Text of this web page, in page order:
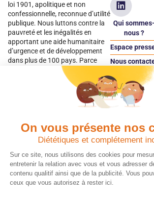
On vous présente nos
Diététiques et complétement
Sur ce site, nous utilisons des cookies pour
entretenir la relation avec vous et vous adresser
contenu qualitif ainsi que de la publicité. Vous
ceux que vous autorisez à rester ici.
loi 1901, apolitique et non
confessionnelle, reconnue d’utilité
publique. Nous luttons contre la
pauvreté et les inégalités en
apportant une aide humanitaire
d’urgence et de développement
dans plus de 100 pays. Parce
qu’elles sont les premières
victimes des inégalités, CARE met
les femmes et les filles au cœur
Qui sommes-
nous ?
Espace
Nous
Espace
donateur
Quels avantages fiscaux ?
Chaque don effectué à une
association reconnue d’utilité
publique comme CARE, est
déductible jusqu’à 75 % de l’impôt
sur le revenu. Modalités de
déduction, déclaration des dons
Donner en
Vos dons sont
déductibles à
vos impôts.
plus de 15
France est une